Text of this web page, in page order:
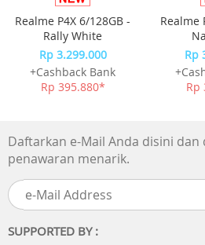
RESPONSIVE FINGERPRINT.
AI Technology yang ditanamkan
memudahkan anda untuk
sidik jari hanya dengan satu
FINGERPRINT LOCK :
ULTRA MINI DESIGN :
Bentuk design yang minimalis
serta kenyamanan anda.
Realme P4X 6/128GB -
Rally White
Rp 3.299.000
+Cashback Bank
Rp 395.880*
Realme
Rp
Rp
Daftarkan e-Mail Anda disini dan
penawaran menarik.
SUPPORTED BY :